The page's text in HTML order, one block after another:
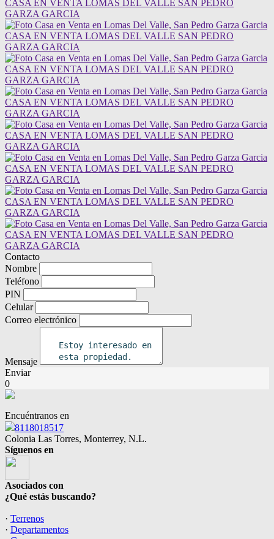
Contacto
Nombre
Teléfono
PIN
Celular
Correo electrónico
Mensaje
Enviar
0
Encuéntranos en
8118018517
Colonia Las Torres, Monterrey, N.L.
Síguenos en
Asociados con
¿Qué estás buscando?
· Terrenos
· Departamentos